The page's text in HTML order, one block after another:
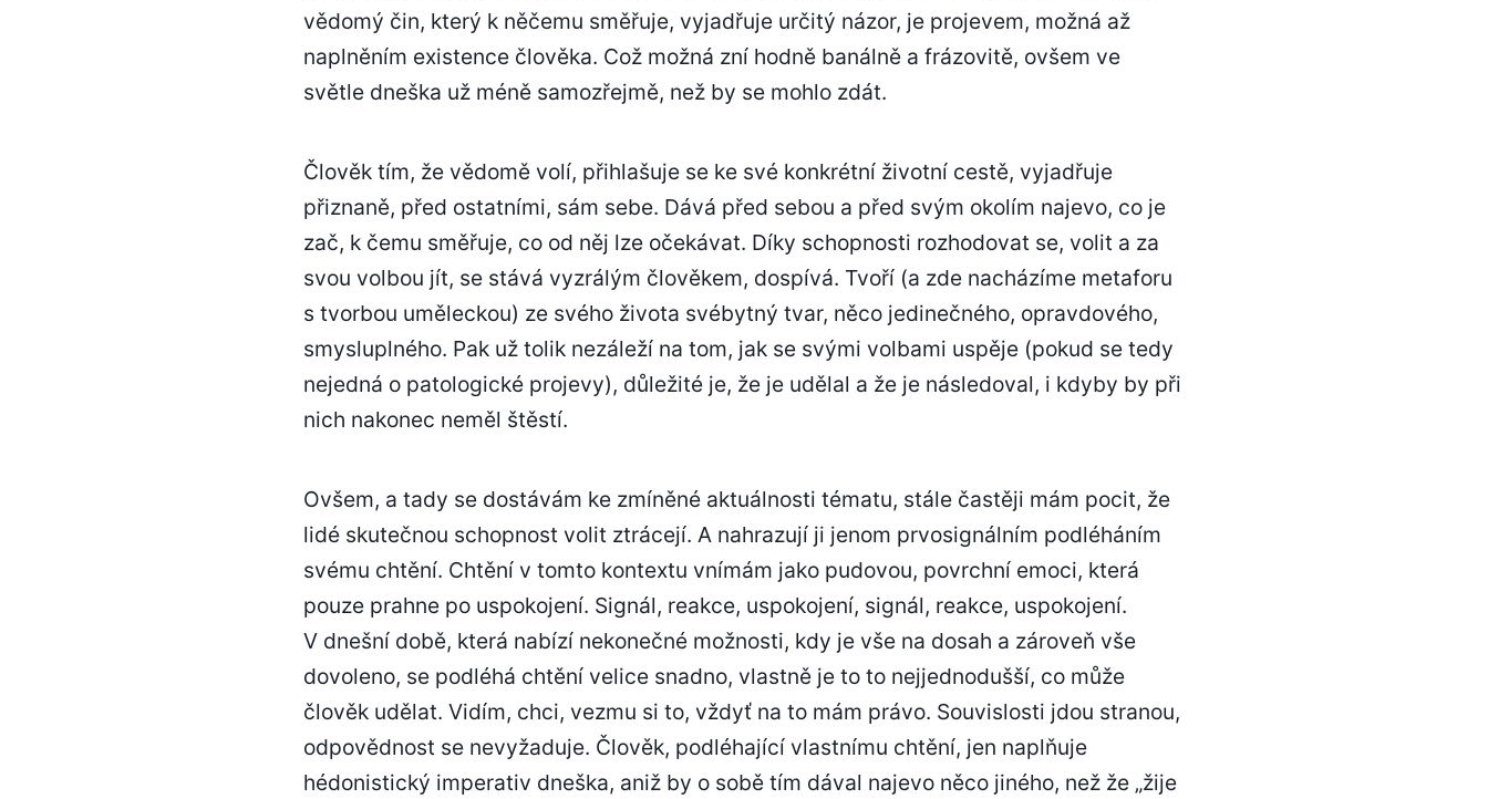
vědomý čin, který k něčemu směřuje, vyjadřuje určitý názor, je projevem, možná až
naplněním existence člověka. Což možná zní hodně banálně a frázovitě, ovšem ve
světle dneška už méně samozřejmě, než by se mohlo zdát.
Člověk tím, že vědomě volí, přihlašuje se ke své konkrétní životní cestě, vyjadřuje
přiznaně, před ostatními, sám sebe. Dává před sebou a před svým okolím najevo, co je
zač, k čemu směřuje, co od něj lze očekávat. Díky schopnosti rozhodovat se, volit a za
svou volbou jít, se stává vyzrálým člověkem, dospívá. Tvoří (a zde nacházíme metaforu
s tvorbou uměleckou) ze svého života svébytný tvar, něco jedinečného, opravdového,
smysluplného. Pak už tolik nezáleží na tom, jak se svými volbami uspěje (pokud se tedy
nejedná o patologické projevy), důležité je, že je udělal a že je následoval, i kdyby by při
nich nakonec neměl štěstí.
Ovšem, a tady se dostávám ke zmíněné aktuálnosti tématu, stále častěji mám pocit, že
lidé skutečnou schopnost volit ztrácejí. A nahrazují ji jenom prvosignálním podléháním
svému chtění. Chtění v tomto kontextu vnímám jako pudovou, povrchní emoci, která
pouze prahne po uspokojení. Signál, reakce, uspokojení, signál, reakce, uspokojení.
V dnešní době, která nabízí nekonečné možnosti, kdy je vše na dosah a zároveň vše
dovoleno, se podléhá chtění velice snadno, vlastně je to to nejjednodušší, co může
člověk udělat. Vidím, chci, vezmu si to, vždyť na to mám právo. Souvislosti jdou stranou,
odpovědnost se nevyžaduje. Člověk, podléhající vlastnímu chtění, jen naplňuje
hédonistický imperativ dneška, aniž by o sobě tím dával najevo něco jiného, než že „žije